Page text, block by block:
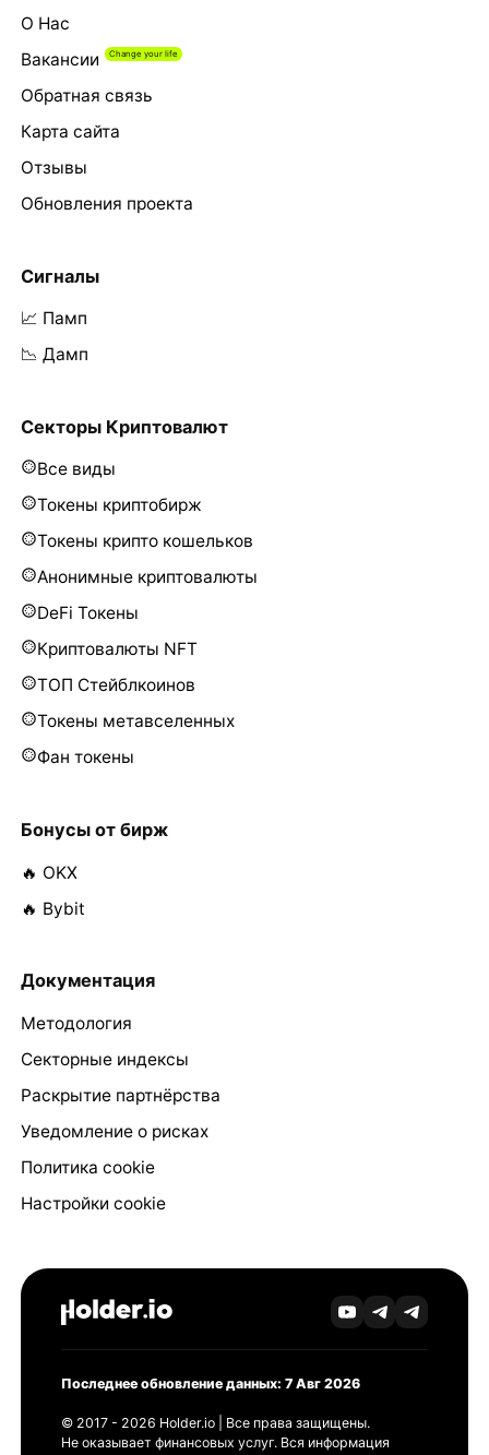
О Нас
Вакансии
Обратная связь
Карта сайта
Отзывы
Обновления проекта
Сигналы
📈 Памп
📉 Дамп
Секторы Криптовалют
Все виды
Токены криптобирж
Токены крипто кошельков
Анонимные криптовалюты
DeFi Токены
Криптовалюты NFT
ТОП Стейблкоинов
Токены метавселенных
Фан токены
Бонусы от бирж
🔥 OKX
🔥 Bybit
Документация
Методология
Секторные индексы
Раскрытие партнёрства
Уведомление о рисках
Политика cookie
Настройки cookie
Последнее обновление данных: 7 Авг 2026
© 2017 - 2026 Holder.io | Все права защищены.
Не оказывает финансовых услуг. Вся информация